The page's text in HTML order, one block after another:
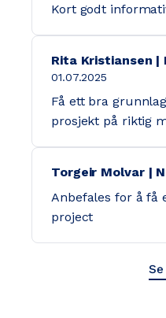
Kort godt
Rita Kristiansen |
01.07.2025
Få ett bra
prosjekt på riktig
Torgeir Molvar |
Anbefales for å få
project